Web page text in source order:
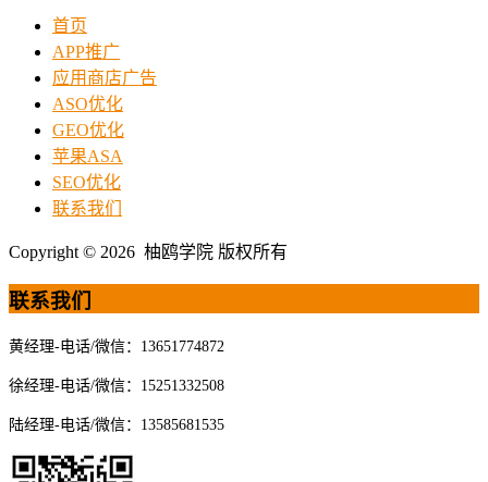
首页
APP推广
应用商店广告
ASO优化
GEO优化
苹果ASA
SEO优化
联系我们
Copyright © 2026 柚鸥学院 版权所有
联系我们
黄经理-电话/微信：13651774872
徐经理-电话/微信：15251332508
陆经理-电话/微信：13585681535